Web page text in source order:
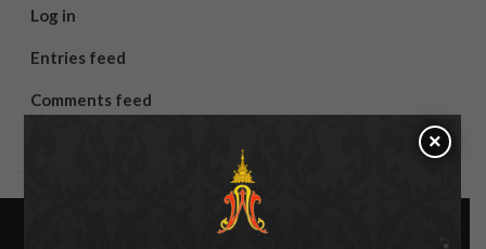
Log in
Entries feed
Comments feed
×